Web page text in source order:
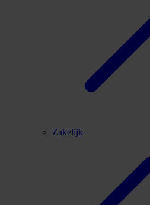
Zakelijk